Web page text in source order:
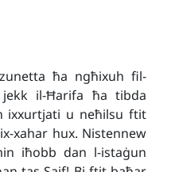
ħa ngħixuh fil-
il-Ħarifa ħa tibda
ixxurtjati u neħilsu ftit
xahar hux. Nistennew
iħobb dan l-istaġun